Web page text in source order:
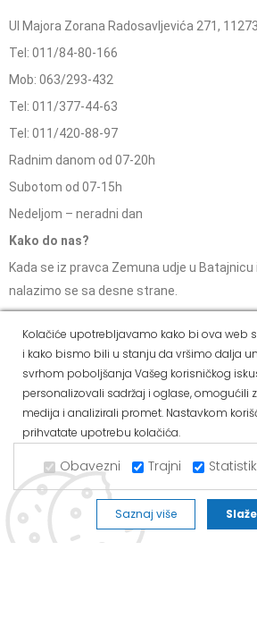
Ul Majora Zorana Radosavljevića 271,
Tel: 011/84-80-166
Mob: 063/293-432
Tel: 011/377-44-63
Tel: 011/420-88-97
Radnim danom od 07-20h
Subotom od 07-15h
Nedeljom – neradni dan
Kako do nas?
Kada se iz pravca Zemuna udje u Batajnicu
nalazimo se sa desne strane.
ALVOS NOVA PAZOVA
Kralja Petra I Karađorđevića 62/2, Nova
Mob: 063/293-014
Tel: 011/377-44-63
Tel: 011/420-88-97
novapazova@alvos.rs
Radnim danom od 07-20h
Subotom od 07-15h
Kolačiće upotrebljavamo kako bi ova web
i kako bismo bili u stanju da vršimo dalja
svrhom poboljšanja Vašeg korisničkog
personalizovali sadržaj i oglase, omogućili
medija i analizirali promet. Nastavkom
prihvatate upotrebu kolačića.
Obavezni Trajni
Saznaj više